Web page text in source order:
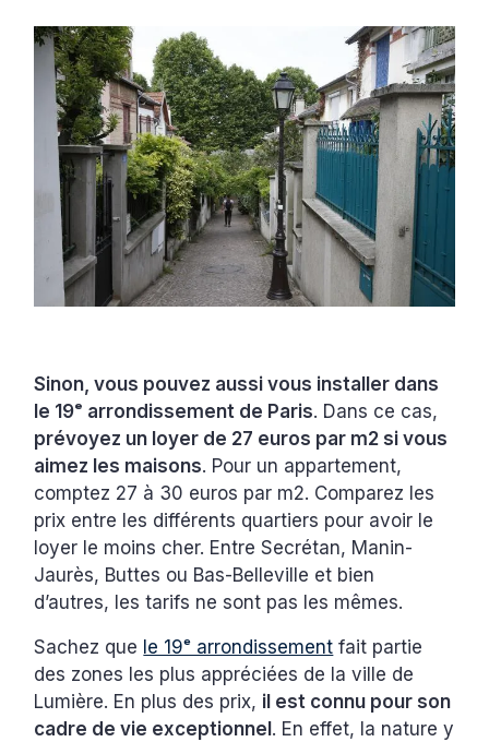
Sinon, vous pouvez aussi vous installer dans
le 19ᵉ arrondissement de Paris. Dans ce cas,
prévoyez un loyer de 27 euros par m2 si vous
aimez les maisons. Pour un appartement,
comptez 27 à 30 euros par m2. Comparez les
prix entre les différents quartiers pour avoir le
loyer le moins cher. Entre Secrétan, Manin-
Jaurès, Buttes ou Bas-Belleville et bien
d’autres, les tarifs ne sont pas les mêmes.
Sachez que le 19ᵉ arrondissement fait partie
des zones les plus appréciées de la ville de
Lumière. En plus des prix, il est connu pour son
cadre de vie exceptionnel . En effet, la nature y